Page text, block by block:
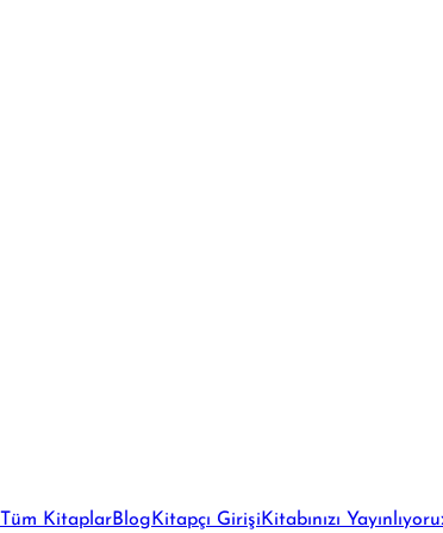
Tüm KitaplarBlog Kitapçı Girişi Kitabınızı